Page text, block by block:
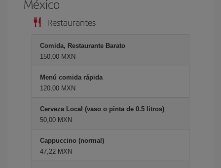
México
Restaurantes
Comida, Restaurante Barato
150,00 MXN
Menú comida rápida
120,00 MXN
Cerveza Local (vaso o pinta de 0.5 litros)
50,00 MXN
Cappuccino (normal)
47,22 MXN